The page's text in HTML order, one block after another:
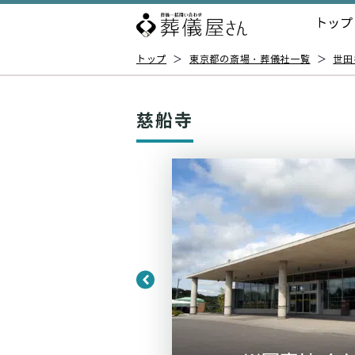
トップ
トップ ＞ 東京都の斎場・葬儀社一覧 ＞ 世
慈船寺